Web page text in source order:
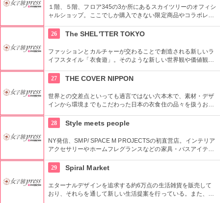
１階、５階、フロア345の3か所にあるスカイツリーのオフィシ
ャルショップ。ここでしか購入できない限定商品やコラボレー
日本一高いところでの購入として記念に残る思い出に！
26 The SHEL'TTER TOKYO
ファッションとカルチャーが交わることで創造される新しいラ
イフスタイル「衣食遊」。そのような新しい世界観や価値観を
ど幅広い商品を扱っている。
27 THE COVER NIPPON
世界との交差点といっても過言ではない六本木で、素材・デザ
インから環境までもこだわった日本の衣食住の品々を扱うお
を感じてみよう！
28 Style meets people
NY発信、SMP/ SPACE M PROJECTSの初直営店。インテリア
アクセサリーやホームフレグランスなどの家具・バスアイテム
デザインはデザイナーやアーティストに頼むことによって洗練
されたものとなっている。
29 Spiral Market
エターナルデザインを追求する約6万点の生活雑貨を販売して
おり、それらを通して新しい生活提案を行っている。また、買